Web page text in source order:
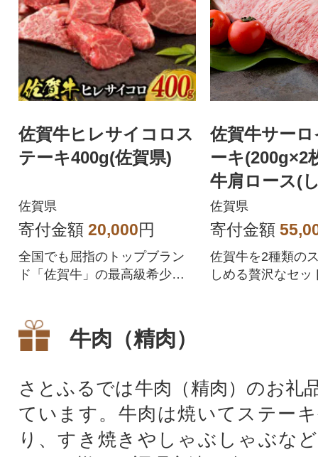
佐賀牛ヒレサイコロス
テーキ400g(佐賀県)
佐賀県
寄付金額 20,000円
全国でも屈指のトップブラン
ド「佐賀牛」の最高級希少部
佐賀牛サー
ーキ(200g×2
牛肩ロース(
ゃぶ・すき
g
佐賀県
寄付金額
佐賀牛を2種類の
しめる贅沢なセッ
牛肉（精肉）
さとふるでは牛肉（精肉）のお礼
ています。牛肉は焼いてステー
り、すき焼きやしゃぶしゃぶな